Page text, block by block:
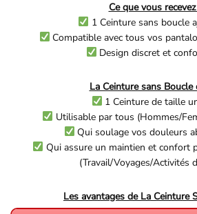
Ce que vous
1 Ceinture sans boucle
Compatible avec tous vos
Design discret et
La Ceinture sans Boucle
1 Ceinture de taille
Utilisable par tous (Hommes/
Qui soulage vos douleurs
Qui assure un maintien et confort
(Travail/Voyages/Activités
Les avantages de La Ceinture